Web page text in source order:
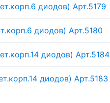
диодов) Арт.5179
диодов) Арт.5180
диодов) Арт.5184
диодов) Арт.5183